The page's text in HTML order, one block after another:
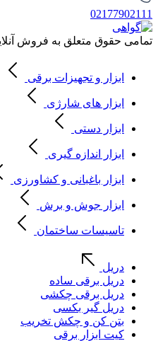
02177902111
تمامی حقوق متعلق به فروش
ابزار و تجهیزات برقی
ابزار های شارژی
ابزار دستی
ابزار اندازه گیری
ابزار باغبانی و کشاورزی
ابزار جوش و برش
تاسیسات ساختمان
دریل
دریل برقی ساده
دریل برقی چکشی
دریل گیر بکسی
بتن کن و چکش تخریب
کیت ابزار برقی